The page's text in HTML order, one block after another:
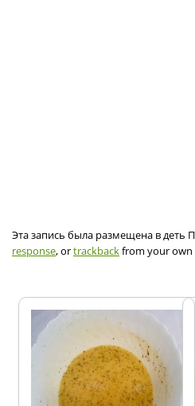
Эта запись была размещена в деть
response, ortrackbackfrom your own